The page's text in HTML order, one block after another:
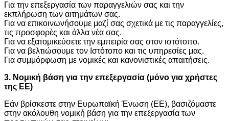
Για την επεξεργασία των παραγγελιών σας και την
εκπλήρωση των αιτημάτων σας.
Για να επικοινωνήσουμε μαζί σας σχετικά με τις παραγγελίες,
τις προσφορές και άλλα νέα σας.
Για να εξατομικεύσετε την εμπειρία σας στον ιστότοπο.
Για να βελτιώσουμε τον Ιστότοπο και τις υπηρεσίες μας.
Για συμμόρφωση με νομικές και κανονιστικές απαιτήσεις.
3. Νομική βάση για την επεξεργασία (μόνο για χρήστες
της ΕΕ)
Εάν βρίσκεστε στην Ευρωπαϊκή Ένωση (ΕΕ), βασιζόμαστε
στην ακόλουθη νομική βάση για την επεξεργασία των